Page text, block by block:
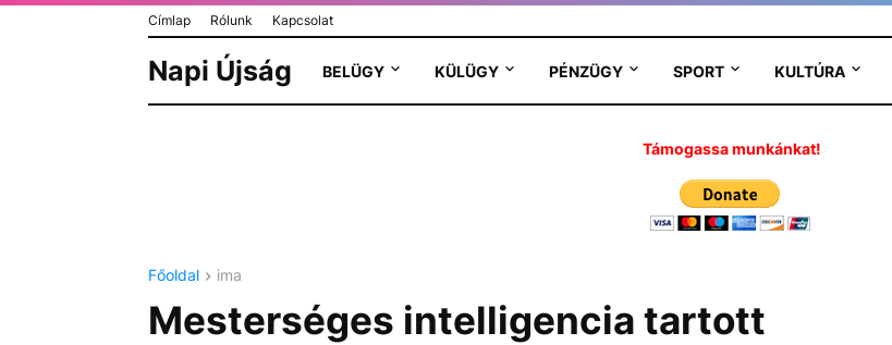
Címlap Rólunk Kapcsolat
Napi Újság BELÜGY KÜLÜGY PÉNZÜGY SPORT KULTÚRA
Támogassa munkánkat!
Főoldal ima
Mesterséges intelligencia tartott